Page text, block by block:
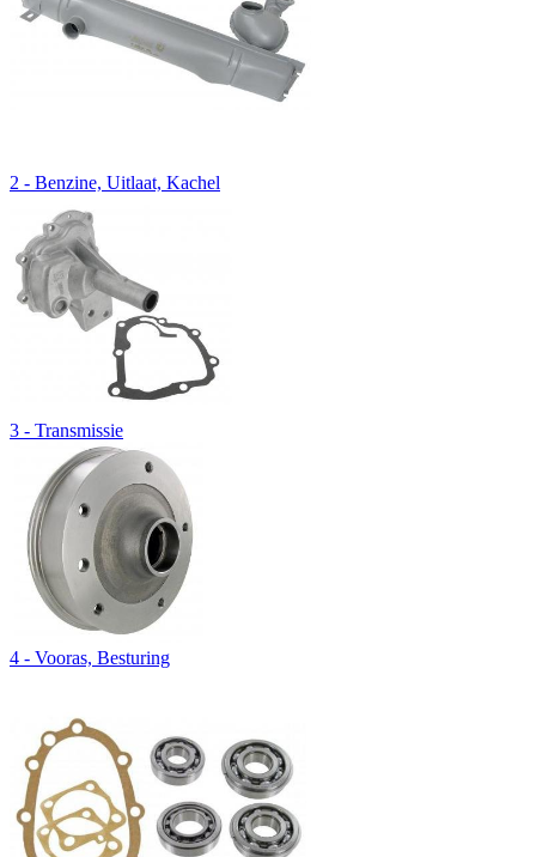
2 - Benzine, Uitlaat, Kachel
3 - Transmissie
4 - Vooras, Besturing